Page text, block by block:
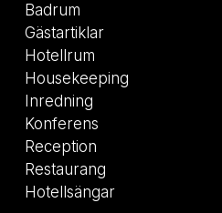
Badrum
Gästartiklar
Hotellrum
Housekeeping
Inredning
Konferens
Reception
Restaurang
Hotellsängar